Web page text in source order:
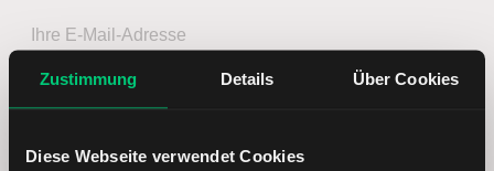
Zustimmung Details Über Cookies
Diese Webseite verwendet Cookies
Ihre E-Mail-Adresse
Jetzt Newsletter abonnieren